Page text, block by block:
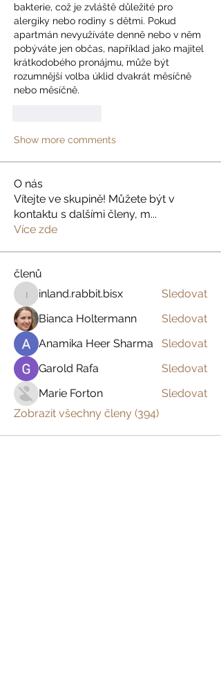
bakterie, což je zvláště důležité pro
alergiky nebo rodiny s dětmi. Pokud
apartmán nevyužíváte denně nebo v něm
pobýváte jen občas, například jako majitel
krátkodobého pronájmu, může být
rozumnější volba úklid dvakrát měsíčně
nebo měsíčně.
Show more comments
O nás
Vítejte ve skupině! Můžete být v
kontaktu s dalšími členy, m...
Více zde
členů
inland.rabbit.bisx
inland.rabbit.bisx
Sledovat
Bianca Holtermann
Sledovat
Anamika Heer Sharma
Sledovat
Garold Rafa
Sledovat
Marie Forton
Sledovat
Zobrazit všechny členy (394)